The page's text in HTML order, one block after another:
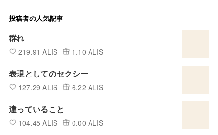
投稿者の人気記事
群れ
219.91 ALIS 1.10 ALIS
表現としてのセクシー
127.29 ALIS 6.22 ALIS
違っていること
104.45 ALIS 0.00 ALIS